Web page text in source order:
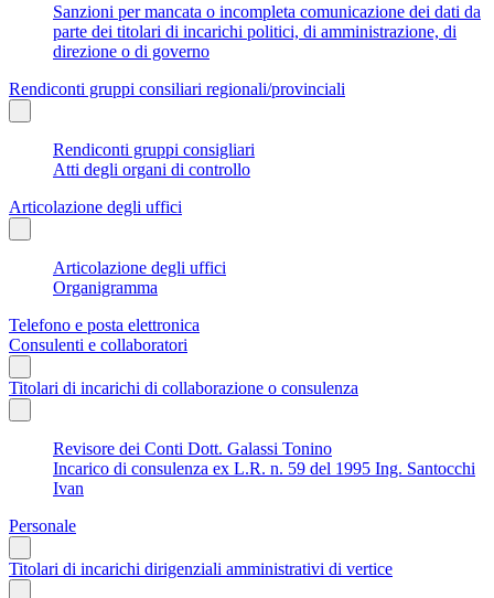
Sanzioni per mancata o incompleta comunicazione dei dati da
parte dei titolari di incarichi politici, di amministrazione, di
direzione o di governo
Rendiconti gruppi consiliari regionali/provinciali
Rendiconti gruppi consigliari
Atti degli organi di controllo
Articolazione degli uffici
Articolazione degli uffici
Organigramma
Telefono e posta elettronica
Consulenti e collaboratori
Titolari di incarichi di collaborazione o consulenza
Revisore dei Conti Dott. Galassi Tonino
Incarico di consulenza ex L.R. n. 59 del 1995 Ing. Santocchi
Ivan
Personale
Titolari di incarichi dirigenziali amministrativi di vertice